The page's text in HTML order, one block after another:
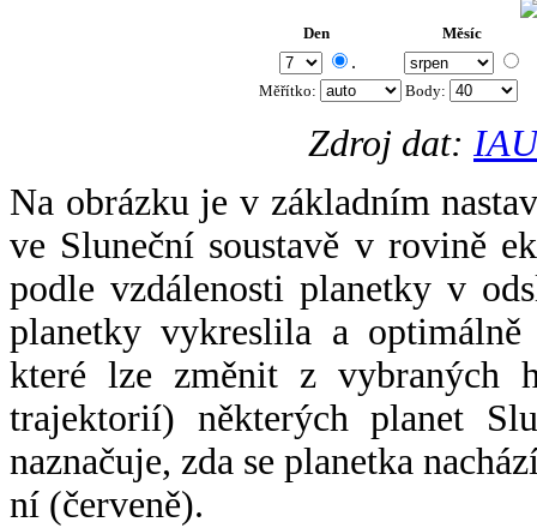
Den Měsíc
.
Měřítko: Body:
Zdroj dat:
Na obrázku je v základním
ve Sluneční soustavě v rovině
podle vzdálenosti planetky v
planetky vykreslila a
které lze změnit z vybraných
trajektorií) některých planet
naznačuje, zda se planetka
ní (červeně).